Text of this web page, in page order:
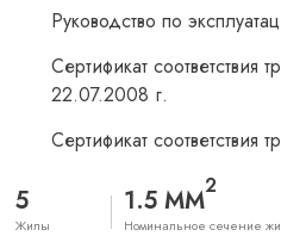
Руководство по
Сертификат соответствия
22.07.2008 г.
Сертификат соответствия
5
Жилы
1.5 ММ2
Номинальное сечение